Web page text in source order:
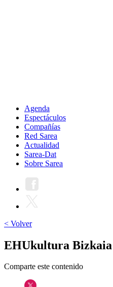
Agenda
Espectáculos
Compañías
Red Sarea
Actualidad
Sarea-Dat
Sobre Sarea
< Volver
EHUkultura
Comparte este contenido